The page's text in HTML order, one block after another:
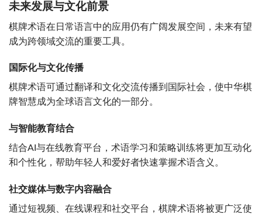
未来发展与文化前景
棋牌术语在日常语言中的应用仍有广阔发展空间，未来有望
成为跨领域交流的重要工具。
国际化与文化传播
棋牌术语可通过翻译和文化交流传播到国际社会，使中华棋
牌智慧成为全球语言文化的一部分。
与智能教育结合
结合AI与在线教育平台，术语学习和策略训练将更加互动化
和个性化，帮助年轻人和爱好者快速掌握术语含义。
社交媒体与数字内容融合
通过短视频、在线课程和社交平台，棋牌术语将被更广泛使